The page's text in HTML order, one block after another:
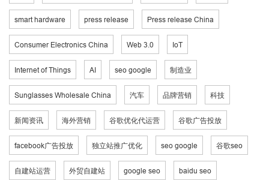
smart hardware press release Press release China
Consumer Electronics China Web 3.0 IoT
Internet of Things AI seo google 制造业
Sunglasses Wholesale China 汽车 品牌营销 科技
新闻资讯 海外营销 谷歌优化代运营 谷歌广告投放
facebook广告投放 独立站推广优化 seo google 谷歌seo
自建站运营 外贸自建站 google seo baidu seo